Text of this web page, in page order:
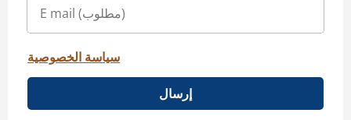
سياسة الخصوصية
إرسال